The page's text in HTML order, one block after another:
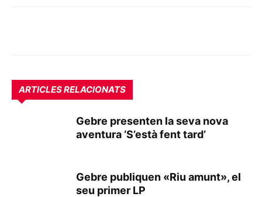
ARTICLES RELACIONATS
Gebre presenten la seva nova
aventura ‘S’està fent tard’
Gebre publiquen «Riu amunt», el
seu primer LP